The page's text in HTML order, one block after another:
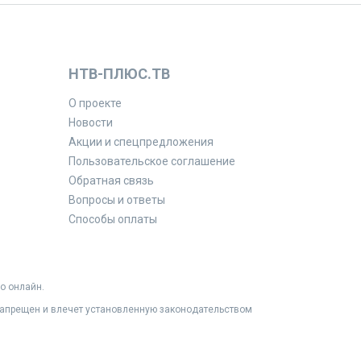
НТВ-ПЛЮС.ТВ
О проекте
Новости
Акции и спецпредложения
Пользовательское соглашение
Обратная связь
Вопросы и ответы
Способы оплаты
онлайн.
и влечет установленную законодательством